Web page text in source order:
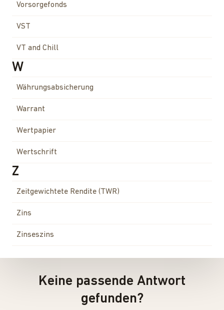
Vorsorgefonds
VST
VT and Chill
W
Währungsabsicherung
Warrant
Wertpapier
Wertschrift
Z
Zeitgewichtete Rendite (TWR)
Zins
Zinseszins
Keine passende Antwort
gefunden?